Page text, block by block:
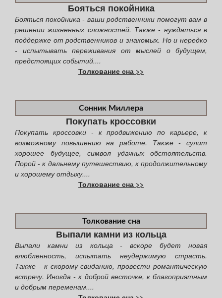
Бояться покойника
Бояться покойника - ваши родственники помогут вам в
решении жизненных сложностей. Также - нуждаться в
поддержке от родственников и знакомых. Но и нередко
- испытывать переживания от мыслей о будущем,
предстоящих событий....
Толкование сна >>
Сонник Миллера
Покупать кроссовки
Покупать кроссовки - к продвижению по карьере, к
возможному повышению на работе. Также - сулит
хорошее будущее, символ удачных обстоятельств.
Порой - к дальнему путешествию, к продолжительному
и хорошему отдыху....
Толкование сна >>
Толкование сна
Выпали камни из кольца
Выпали камни из кольца - вскоре будет новая
влюбленность, испытать неудержимую страсть.
Также - к скорому свиданию, провести романтическую
встречу. Иногда - к доброй весточке, к благоприятным
и добрым переменам....